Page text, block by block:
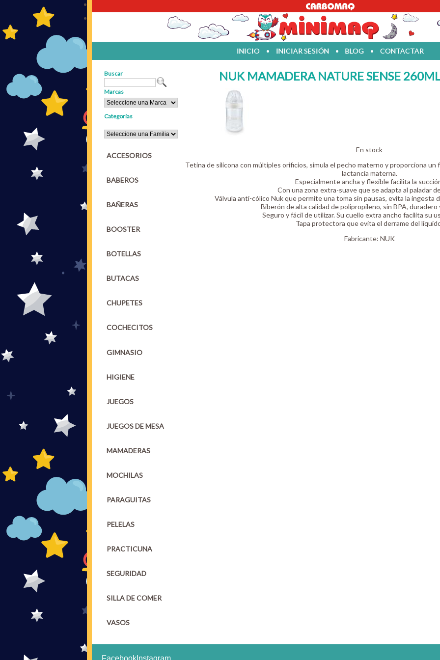
INICIO • INICIAR SESIÓN • BLOG • CONTACTAR
Buscar
Marcas
Categorías
ACCESORIOS
BABEROS
BAÑERAS
BOOSTER
BOTELLAS
BUTACAS
CHUPETES
COCHECITOS
GIMNASIO
HIGIENE
JUEGOS
JUEGOS DE MESA
MAMADERAS
MOCHILAS
PARAGUITAS
PELELAS
PRACTICUNA
SEGURIDAD
SILLA DE COMER
VASOS
NUK MAMADERA NATURE SENSE
En stock
Tetina de silicona con múltiples orificios, simula el pecho materno y proporciona
lactancia materna.
Especialmente ancha y flexible facilita la
Con una zona extra-suave que se adapta al paladar
Válvula anti-cólico Nuk que permite una toma sin pausas, evita la ingesta
Biberón de alta calidad de polipropileno, sin BPA,
Seguro y fácil de utilizar. Su cuello extra ancho facilita su
Tapa protectora que evita el derrame del
Fabricante: NUK